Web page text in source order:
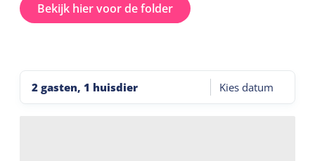
Bekijk hier voor de folder
2 gasten, 1 huisdier Kies datum